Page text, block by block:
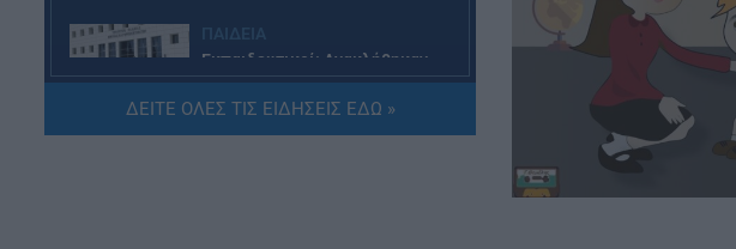
Εκπαιδευτικοί: Ανακλήθηκαν
αποσπάσεις για τα σχολικά έτη
2026-2029
06.08.2026 - 16:03
ΔΕΙΤΕ ΟΛΕΣ ΤΙΣ ΕΙΔΗΣΕΙΣ ΕΔΩ »